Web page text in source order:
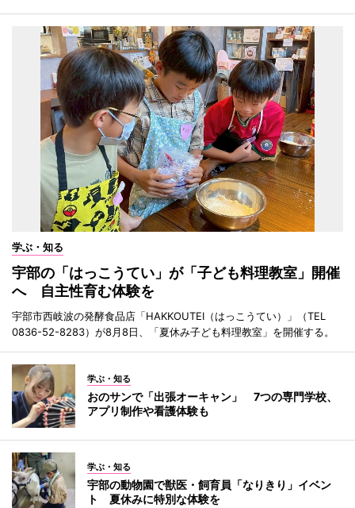
学ぶ・知る
宇部の「はっこうてい」が「子ども料理教室」開催
へ 自主性育む体験を
宇部市西岐波の発酵食品店「HAKKOUTEI（はっこうてい）」（TEL
0836-52-8283）が8月8日、「夏休み子ども料理教室」を開催する。
学ぶ・知る
おのサンで「出張オーキャン」 7つの専門学校、
アプリ制作や看護体験も
学ぶ・知る
宇部の動物園で獣医・飼育員「なりきり」イベン
ト 夏休みに特別な体験を